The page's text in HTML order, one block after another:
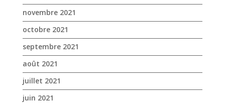
novembre 2021
octobre 2021
septembre 2021
août 2021
juillet 2021
juin 2021